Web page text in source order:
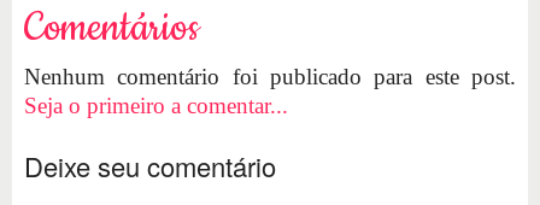
Comentários
Nenhum comentário foi publicado para este post.
Seja o primeiro a comentar...
Deixe seu comentário